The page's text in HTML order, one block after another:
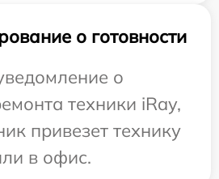
о готовности
о
техники iRay,
привезет технику
в офис.